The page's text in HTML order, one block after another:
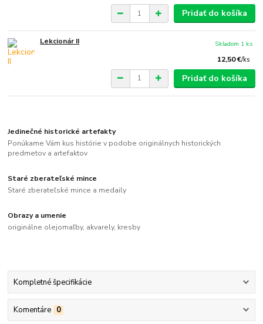
Pridať do košíka
Lekcionár II
12,50 €/ks
Skladom 1 ks
Pridať do košíka
Jedinečné historické artefakty
Ponúkame Vám kus histórie v podobe originálnych historických
predmetov a artefaktov
Staré zberateľské mince
Staré zberateľské mince a medaily
Obrazy a umenie
originálne olejomaľby, akvarely, kresby
Kompletné špecifikácie
Komentáre 0